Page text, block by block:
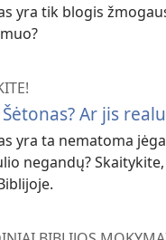
yra tik blogis
Ar jis
yra ta nematoma
negandų?